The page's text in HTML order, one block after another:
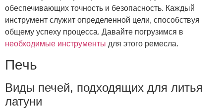
обеспечивающих точность и безопасность. Каждый
инструмент служит определенной цели, способствуя
общему успеху процесса. Давайте погрузимся в
необходимые инструменты для этого ремесла.
Печь
Виды печей, подходящих для литья
латуни